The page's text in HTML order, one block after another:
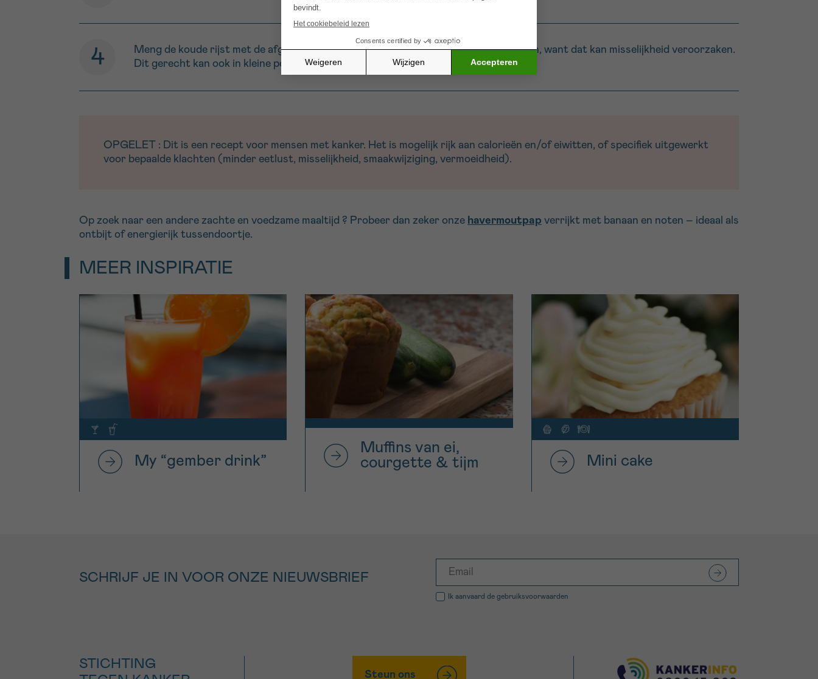
Meng de koude rijst met de afgekoelde kip. Meng geen warme en koude ingrediënten, want dat kan misselijkheid veroorzaken.
Dit gerecht kan ook in kleine porties als tussendoortje worden gegeten.
OPGELET : Dit is een recept voor mensen met kanker. Het is mogelijk rijk aan calorieën en/of eiwitten, of specifiek uitgewerkt
voor bepaalde klachten (minder eetlust, misselijkheid, smaakwijziging, vermoeidheid).
Op zoek naar een andere zachte en voedzame maaltijd ? Probeer dan zeker onze havermoutpap verrijkt met banaan en noten – ideaal als
ontbijt of energierijk tussendoortje.
MEER INSPIRATIE
My “gember drink”
Muffins van ei,
courgette & tijm
Mini cake
SCHRIJF JE IN VOOR ONZE NIEUWSBRIEF
Ik aanvaard de gebruiksvoorwaarden
STICHTING
Steun ons